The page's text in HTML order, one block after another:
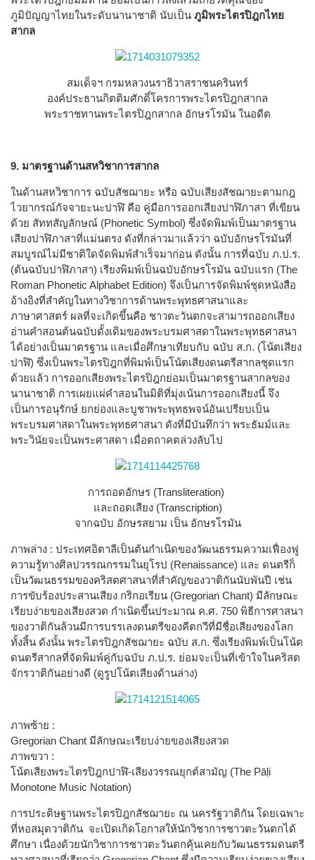
ภูมิปัญญาไทยในระดับนานาชาติ นับเป็น ภูมิพระไตรปิฎกไทย
สากล
สมเด็จฯ กรมหลวงนราธิวาสราชนครินทร์
องค์ประธานกิตติมศักดิ์โครการพระไตรปิฎกสากล
พระราชทานพระไตรปิฎกสากล อักษรโรมัน ในอดีต
9. มาตรฐานด้านสหวิชาการสากล
ในด้านสหวิชาการ ฉบับสัชฌายะ หรือ ฉบับเสียงสัชฌายะตามกฎ
ไวยากรณ์กัจจายะนะปาฬิ คือ คู่มือการออกเสียงปาฬิภาสา ที่เขียน
ด้วย สัททสัญลักษณ์ (Phonetic Symbol) ซึ่งจัดพิมพ์เป็นมาตรฐาน
เสียงปาฬิภาสาที่แม่นตรง ดังที่กล่าวมาแล้วว่า ฉบับอักษรโรมันที่
สมบูรณ์ไม่มีชาติใดจัดพิมพ์สำเร็จมาก่อน ดังนั้น การที่ฉบับ ภ.ป.ร.
(ต้นฉบับปาฬิภาสา) เรียงพิมพ์เป็นฉบับอักษรโรมัน ฉบับแรก (The
Roman Phonetic Alphabet Edition) จึงเป็นการจัดพิมพ์ชุดหนังสือ
อ้างอิงที่สำคัญในทางวิชาการด้านพระพุทธศาสนาและ
ภาษาศาสตร์ ผลที่จะเกิดขึ้นคือ ชาวตะวันตกจะสามารถออกเสียง
อ่านคำสอนต้นฉบับดั้งเดิมของพระบรมศาสดาในพระพุทธศาสนา
ได้อย่างเป็นมาตรฐาน และเมื่อศึกษาเทียบกับ ฉบับ ส.ก. (โน้ตเสียง
ปาฬิ) ซึ่งเป็นพระไตรปิฎกที่พิมพ์เป็นโน้ตเสียงดนตรีสากลชุดแรก
ด้วยแล้ว การออกเสียงพระไตรปิฎกย่อมเป็นมาตรฐานสากลของ
นานาชาติ การเผยแผ่คำสอนในมิติที่มุ่งเน้นการออกเสียงนี้ จึง
เป็นการอนุรักษ์ ยกย่องและบูชาพระพุทธพจน์อันเปรียบเป็น
พระบรมศาสดาในพระพุทธศาสนา ดังที่มีบันทึกว่า พระธัมม์และ
พระวินัยจะเป็นพระศาสดา เมื่อตถาคตล่วงลับไป
การถอดอักษร (Transliteration)
และถอดเสียง (Transcription)
จากฉบับ อักษรสยาม เป็น อักษรโรมัน
ภาพล่าง : ประเทศอิตาลีเป็นต้นกำเนิดของวัฒนธรรมความเฟื่องฟู
ความรู้ทางศิลปวรรณกรรมในยุโรป (Renaissance) และ ดนตรีก็
เป็นวัฒนธรรมของคริสตศาสนาที่สำคัญของวาติกันนับพันปี เช่น
การขับร้องประสานเสียง กริกอเรียน (Gregorian Chant) มีลักษณะ
เรียบง่ายของเสียงสวด กำเนิดขึ้นประมาณ ค.ศ. 750 พิธีการศาสนา
ของวาติกันล้วนมีการบรรเลงดนตรีของคีตกวีที่มีชื่อเสียงของโลก
ทั้งสิ้น ดังนั้น พระไตรปิฎกสัชฌายะ ฉบับ ส.ก. ซึ่งเรียงพิมพ์เป็นโน้ต
ดนตรีสากลที่จัดพิมพ์คู่กับฉบับ ภ.ป.ร. ย่อมจะเป็นที่เข้าใจในคริสต
จักรวาติกันอย่างดี (ดูรูปโน้ตเสียงด้านล่าง)
ภาพซ้าย :
Gregorian Chant มีลักษณะเรียบง่ายของเสียงสวด
ภาพขวา :
โน้ตเสียงพระไตรปิฎกปาฬิ-เสียงวรรณยุกต์สามัญ (The Pāḷi
Monotone Music Notation)
การประดิษฐานพระไตรปิฎกสัชฌายะ ณ นครรัฐวาติกัน โดยเฉพาะ
ที่หอสมุดวาติกัน จะเปิดเกิดโอกาสให้นักวิชาการชาวตะวันตกได้
ศึกษา เนื่องด้วยนักวิชาการชาวตะวันตกคุ้นเคยกับวัฒนธรรมดนตรี